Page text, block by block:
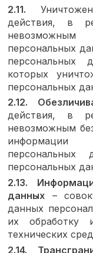
2.11.
действия, в
невозможным
персональных
персональных
которых
персональных
2.12.
действия, в
невозможным
информации
персональных
персональных
2.13.
данных –
данных
их обработку
технических
2.14.